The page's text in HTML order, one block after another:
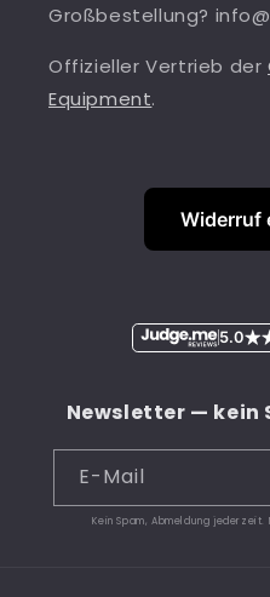
Großbestellung?
Offizieller Vertrieb der
Equipment.
Widerruf
5.0
Newsletter — kein
E-Mail
Kein Spam, Abmeldung jederzeit.